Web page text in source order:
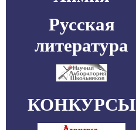
Русская
литература
КОНКУРСЫ